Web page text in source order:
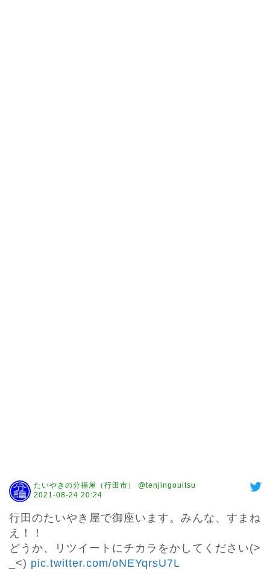
たいやきの分福屋（行田市） @tenjingouitsu
2021-08-24 20:24
行田のたいやき屋で御座います。みんな、すまね
え！！
どうか、リツイートにチカラをかしてください(>
_<) pic.twitter.com/oNEYqrsU7L